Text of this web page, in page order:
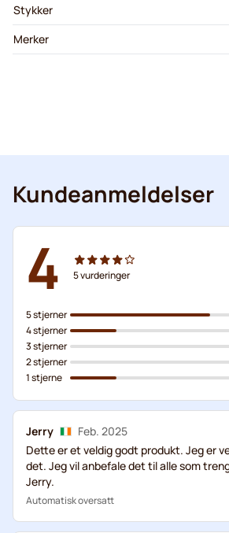
Stykker
Merker
Kundeanmeldelser
4 5vurderinger
5 stjerner
4 stjerner
3 stjerner
2 stjerner
1 stjerne
Jerry
Feb. 2025
Dette er et veldig godt produkt. Jeg er
det. Jeg vil anbefale det til alle som
Jerry.
Automatisk oversatt